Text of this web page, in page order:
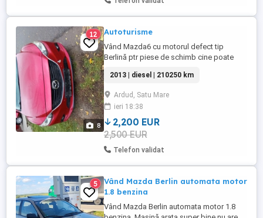
8
12 Autoturisme
Vând Mazda6 cu motorul defect tip
Berlină ptr piese de schimb cine poate
perfectă Euro 6 cauciucuri sânt f bune
gențile as ok schimbător de viteză
manuală
2013 | diesel | 210250 km
Ardud, Satu Mare
ieri 18:38
2,200 EUR
2,500 EUR
Telefon validat
5
Vând Mazda Berlin automata motor
1.8 benzina
Vând Mazda Berlin automata motor 1.8